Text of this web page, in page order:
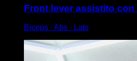
Front lever assistito con
Biceps ∙ Abs ∙ Lats